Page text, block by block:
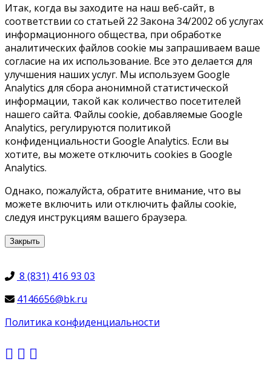
Итак, когда вы заходите на наш веб-сайт, в
соответствии со статьей 22 Закона 34/2002 об услугах
информационного общества, при обработке
аналитических файлов cookie мы запрашиваем ваше
согласие на их использование. Все это делается для
улучшения наших услуг. Мы используем Google
Analytics для сбора анонимной статистической
информации, такой как количество посетителей
нашего сайта. Файлы cookie, добавляемые Google
Analytics, регулируются политикой
конфиденциальности Google Analytics. Если вы
хотите, вы можете отключить cookies в Google
Analytics.
Однако, пожалуйста, обратите внимание, что вы
можете включить или отключить файлы cookie,
следуя инструкциям вашего браузера.
Закрыть
8 (831) 416 93 03
4146656@bk.ru
Политика конфиденциальности